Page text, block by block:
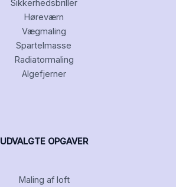
Sikkerhedsbriller
Høreværn
Vægmaling
Spartelmasse
Radiatormaling
Algefjerner
UDVALGTE OPGAVER
Maling af loft